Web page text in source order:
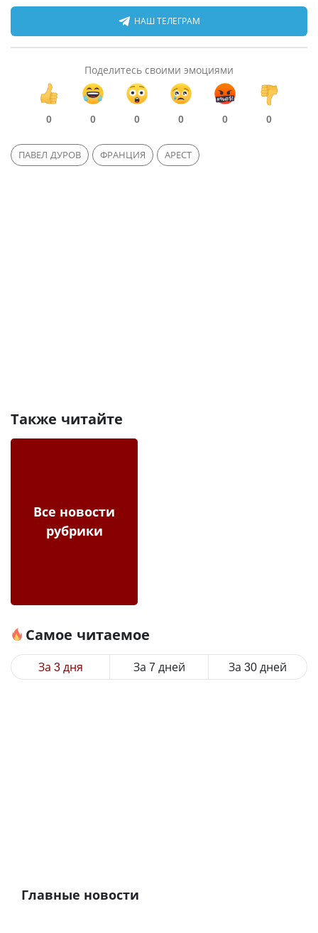
НАШ ТЕЛЕГРАМ
Поделитесь своими эмоциями
0 0 0 0 0 0
ПАВЕЛ ДУРОВ ФРАНЦИЯ АРЕСТ
Также читайте
Все новости
рубрики
Самое читаемое
За 3 дня За 7 дней За 30 дней
Главные новости